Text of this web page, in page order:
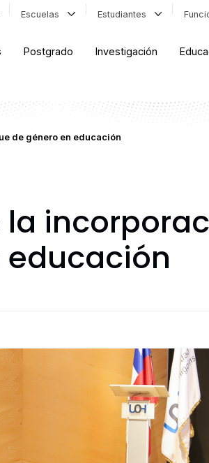
Escuelas Estudiantes
Postgrado Investigación
de género en educación
educación